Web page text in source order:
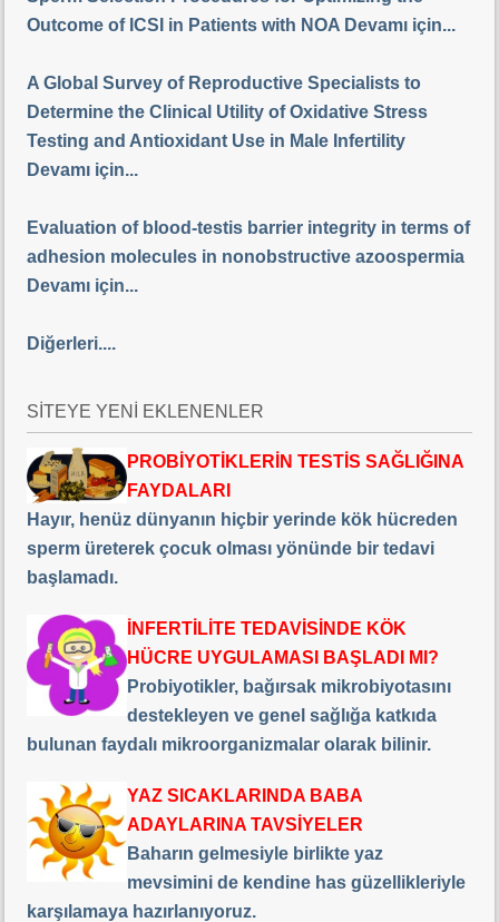
Outcome of ICSI in Patients with NOA Devamı için...
A Global Survey of Reproductive Specialists to
Determine the Clinical Utility of Oxidative Stress
Testing and Antioxidant Use in Male Infertility
Devamı için...
Evaluation of blood-testis barrier integrity in terms of
adhesion molecules in nonobstructive azoospermia
Devamı için...
Diğerleri....
SİTEYE YENİ EKLENENLER
PROBİYOTİKLERİN TESTİS SAĞLIĞINA
FAYDALARI
Hayır, henüz dünyanın hiçbir yerinde kök hücreden
sperm üreterek çocuk olması yönünde bir tedavi
başlamadı.
İNFERTİLİTE TEDAVİSİNDE KÖK
HÜCRE UYGULAMASI BAŞLADI MI?
Probiyotikler, bağırsak mikrobiyotasını
destekleyen ve genel sağlığa katkıda
bulunan faydalı mikroorganizmalar olarak bilinir.
YAZ SICAKLARINDA BABA
ADAYLARINA TAVSİYELER
Baharın gelmesiyle birlikte yaz
mevsimini de kendine has güzellikleriyle
karşılamaya hazırlanıyoruz.